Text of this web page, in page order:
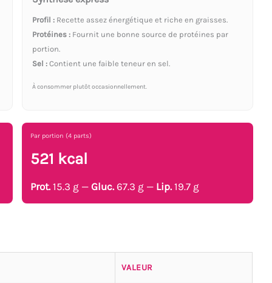
Profil : Recette assez énergétique et riche en graisses.
Protéines : Fournit une bonne source de protéines par
portion.
Sel : Contient une faible teneur en sel.
À consommer plutôt occasionnellement.
Par portion (4 parts)
521 kcal
Prot.15.3 g —Gluc.67.3 g — Lip.19.7 g
VALEUR